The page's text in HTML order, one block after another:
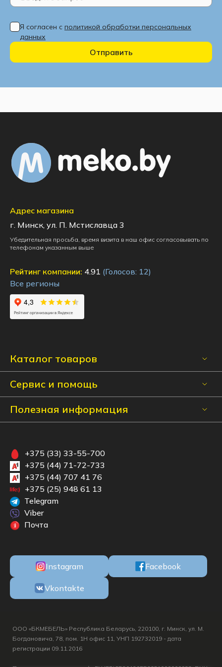
Я согласен с политикой обработки персональных
данных
Отправить
Каталог товаров
Сервис и помощь
Полезная информация
Адрес магазина
г. Минск, ул. П. Мстиславца 3
Убедительная просьба, время визита в наш офис согласовывать по
телефонам указанным выше
Рейтинг компании: 4.91 (Голосов: 12)
Все регионы
+375 (33) 33-55-700
+375 (44) 71-72-733
+375 (44) 707 41 76
+375 (25) 948 61 13
Telegram
Viber
Почта
Instagram Facebook
Vkontakte
ООО «БКМЕБЕЛЬ» Республика Беларусь, 220100, г. Минск, ул. М.
Богдановича, 78, пом. 1Н офис 11, УНП 192732019 - дата
регистрации 09.11.2016